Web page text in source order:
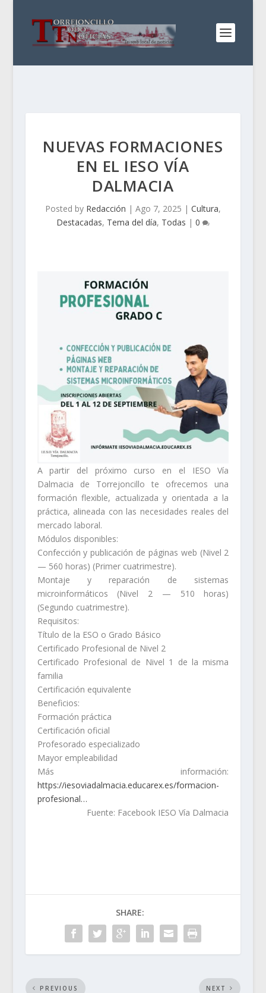
NUEVAS FORMACIONES
EN EL IESO VÍA
DALMACIA
Posted by Redacción | Ago 7, 2025 | Cultura,
Destacadas, Tema del día, Todas | 0
A partir del próximo curso en el IESO Vía
Dalmacia de Torrejoncillo te ofrecemos una
formación flexible, actualizada y orientada a la
práctica, alineada con las necesidades reales del
mercado laboral.
Módulos disponibles:
Confección y publicación de páginas web (Nivel 2
— 560 horas) (Primer cuatrimestre).
Montaje y reparación de sistemas
microinformáticos (Nivel 2 — 510 horas)
(Segundo cuatrimestre).
Requisitos:
Título de la ESO o Grado Básico
Certificado Profesional de Nivel 2
Certificado Profesional de Nivel 1 de la misma
familia
Certificación equivalente
Beneficios:
Formación práctica
Certificación oficial
Profesorado especializado
Mayor empleabilidad
Más información:
https://iesoviadalmacia.educarex.es/formacion-
profesional…
Fuente: Facebook IESO Vía Dalmacia
SHARE:
PREVIOUS NEXT